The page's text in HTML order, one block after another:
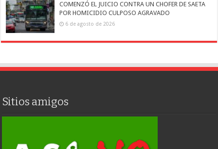
COMENZÓ EL JUICIO CONTRA UN CHOFER DE SAETA
POR HOMICIDIO CULPOSO AGRAVADO
6 de agosto de 2026
Sitios amigos